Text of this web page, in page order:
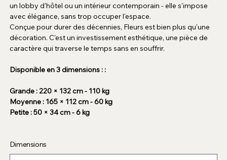
un lobby d'hôtel ou un intérieur contemporain - elle s'impose
avec élégance, sans trop occuper l'espace.
Conçue pour durer des décennies, Fleurs est bien plus qu'une
décoration. C'est un investissement esthétique, une pièce de
caractère qui traverse le temps sans en souffrir.
Disponible en 3 dimensions : :
Grande : 220 × 132 cm - 110 kg
Moyenne : 165 × 112 cm - 60 kg
Petite : 50 × 34 cm - 6 kg
Dimensions